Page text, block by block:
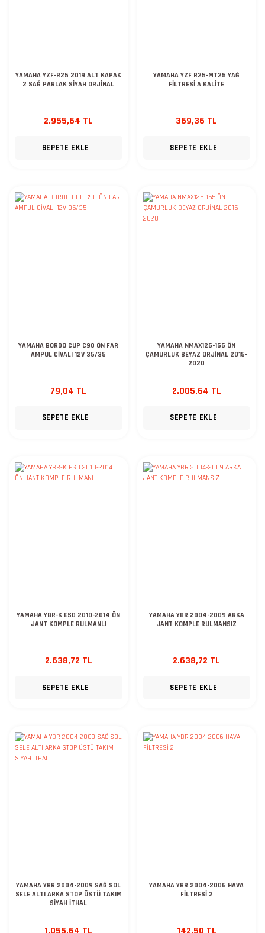
YAMAHA YZF-R25 2019 ALT KAPAK
2 SAĞ PARLAK SİYAH ORJİNAL
2.955,64 TL
SEPETE EKLE
YAMAHA YZF R25-MT25 YAĞ
FİLTRESİ A KALİTE
369,36 TL
SEPETE EKLE
YAMAHA BORDO CUP C90 ÖN FAR
AMPUL CİVALI 12V 35/35
79,04 TL
SEPETE EKLE
YAMAHA NMAX125-155 ÖN
ÇAMURLUK BEYAZ ORJİNAL 2015-
2020
2.005,64 TL
SEPETE EKLE
YAMAHA YBR-K ESD 2010-2014 ÖN
JANT KOMPLE RULMANLI
2.638,72 TL
SEPETE EKLE
YAMAHA YBR 2004-2009 ARKA
JANT KOMPLE RULMANSIZ
2.638,72 TL
SEPETE EKLE
YAMAHA YBR 2004-2009 SAĞ SOL
SELE ALTI ARKA STOP ÜSTÜ TAKIM
SİYAH İTHAL
YAMAHA YBR 2004-2006 HAVA
FİLTRESİ 2